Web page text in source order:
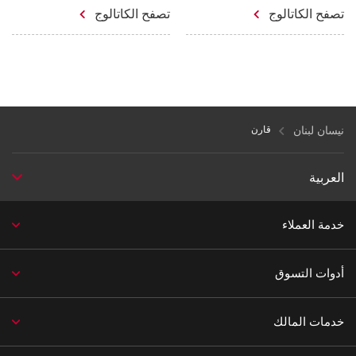
تصفح الكاتالوج تصفح الكاتالوج
نيسان لبنان قارن
العربية
G
E
خدمة العملاء
G
E
أدوات التسوق
G
خدمات المالك